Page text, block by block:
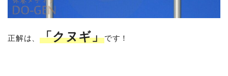
正解は、「クヌギ」です！